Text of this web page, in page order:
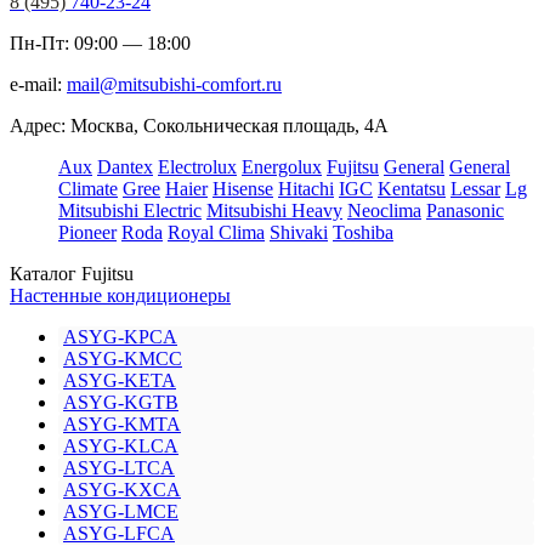
Пн-Пт: 09:00 — 18:00
e-mail: mail@mitsubishi-comfort.ru
Адрес: Москва, Сокольническая площадь, 4А
Aux Dantex Electrolux Energolux Fujitsu General General
Climate Gree Haier Hisense Hitachi IGC Kentatsu Lessar Lg
Mitsubishi Electric Mitsubishi Heavy Neoclima Panasonic
Pioneer Roda Royal Clima Shivaki Toshiba
Каталог Fujitsu
Настенные кондиционеры
ASYG-KPCA
ASYG-KMCC
ASYG-KETA
ASYG-KGTB
ASYG-KMTA
ASYG-KLCA
ASYG-LTCA
ASYG-KXCA
ASYG-LMCE
ASYG-LFCA